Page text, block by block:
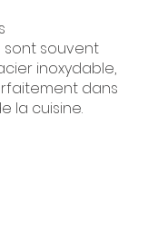
souvent
inoxydable,
dans
la cuisine.